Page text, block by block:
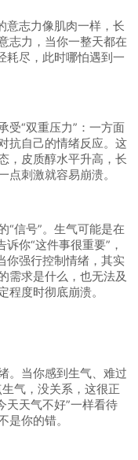
志力像肌肉一样，长
志力，当你一整天都在
耗尽，此时哪怕遇到一
“双重压力”：一方面
抗自己的情绪反应。这
，皮质醇水平升高，长
刺激就容易崩溃。
信号”。生气可能是在
你“这件事很重要”，
你强行控制情绪，其实
需求是什么，也无法及
程度时彻底崩溃。
当你感到生气、难过
气，没关系，这很正
天天气不好”一样看待
你的错。